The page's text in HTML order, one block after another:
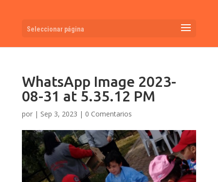
Seleccionar página
WhatsApp Image 2023-
08-31 at 5.35.12 PM
por | Sep 3, 2023 | 0 Comentarios